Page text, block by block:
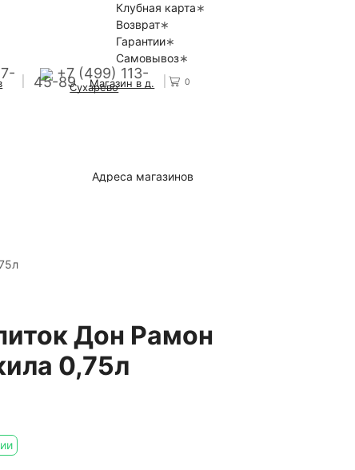
Клубная карта
Возврат
Гарантии
Самовывоз
+7 (499) 113-
45-89 Магазин в д.
Сухарево 0
Адреса магазинов
Дон Рамон
0,75л